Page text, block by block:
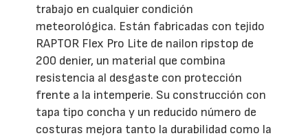
trabajo en cualquier condición
meteorológica. Están fabricadas con tejido
RAPTOR Flex Pro Lite de nailon ripstop de
200 denier, un material que combina
resistencia al desgaste con protección
frente a la intemperie. Su construcción con
tapa tipo concha y un reducido número de
costuras mejora tanto la durabilidad como la